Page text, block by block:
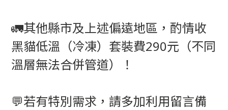
🚛其他縣市及上述偏遠地區，酌情收
黑貓低溫（冷凍）套裝費290元（不同
溫層無法合併管道）！
💬若有特別需求，請多加利用留言備